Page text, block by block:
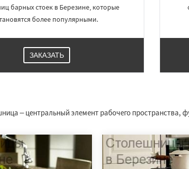
барных стоек в Березине, которые
более популярными.
ЗАКАЗАТЬ
– центральный элемент рабочего